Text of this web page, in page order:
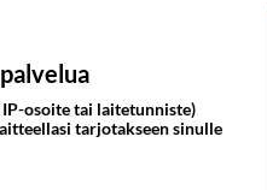
osoite tai laitetunniste)
tarjotakseen sinulle